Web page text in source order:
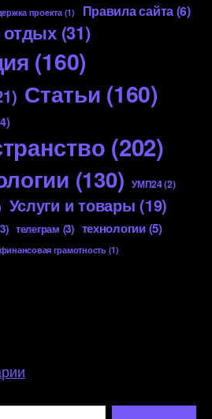
проекта(1) Правила сайта(6)
отдых(31)
(160)
Статьи (160)
(202)
(130) УМП24(2)
Услуги и товары (19)
телеграм (3) технологии(5)
финансовая грамотность(1)